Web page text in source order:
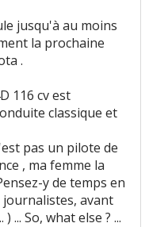
jusqu'à au moins
la prochaine
.
116 cv est
classique et
pas un pilote de
, ma femme la
y de temps en
avant
So, what else ? ...